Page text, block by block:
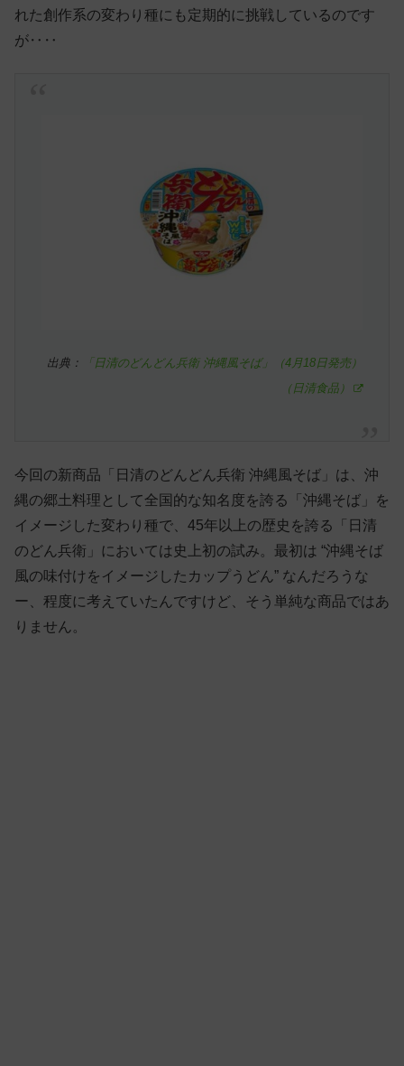
れた創作系の変わり種にも定期的に挑戦しているのです
が‥‥
出典：
「日清のどんどん兵衛 沖縄風そば」（4月18日発売）
（日清食品）
今回の新商品「日清のどんどん兵衛 沖縄風そば」は、沖
縄の郷土料理として全国的な知名度を誇る「沖縄そば」を
イメージした変わり種で、45年以上の歴史を誇る「日清
のどん兵衛」においては史上初の試み。最初は “沖縄そば
風の味付けをイメージしたカップうどん” なんだろうな
ー、程度に考えていたんですけど、そう単純な商品ではあ
りません。